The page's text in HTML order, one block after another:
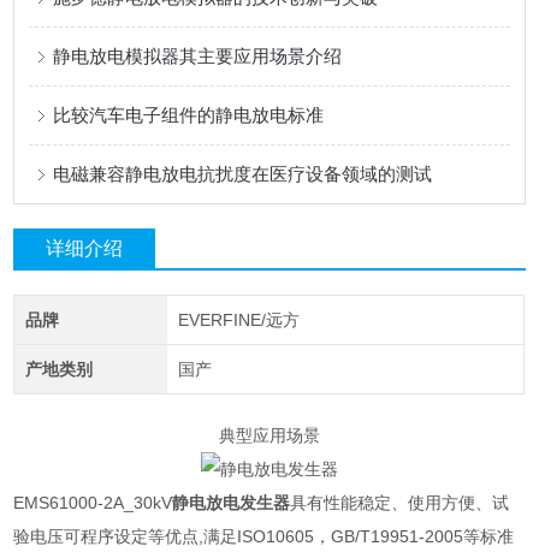
静电放电模拟器其主要应用场景介绍
比较汽车电子组件的静电放电标准
电磁兼容静电放电抗扰度在医疗设备领域的测试
详细介绍
品牌 EVERFINE/远方
产地类别 国产
典型应用场景
EMS61000-2A_30kV静电放电发生器具有性能稳定、使用方便、试
验电压可程序设定等优点 ,满足ISO10605 ，GB/T19951-2005等标准